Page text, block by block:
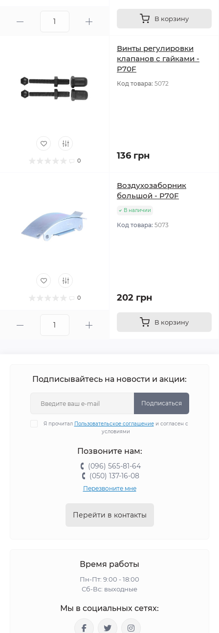
В корзину
0
Винты регулировки
клапанов с гайками -
P70F
Код товара: 5072
136 грн
0
Воздухозаборник
большой - P70F
В наличии
Код товара: 5073
202 грн
В корзину
Подписывайтесь на новости и акции:
Подписаться
Я прочитал Пользовательское соглашениеи согласен с
условиями
Позвоните нам:
(096) 565-81-64
(050) 137-16-08
Перезвоните мне
Перейти в контакты
Время работы
Пн-Пт: 9:00 - 18:00
Сб-Вс: выходные
Мы в социальных сетях: